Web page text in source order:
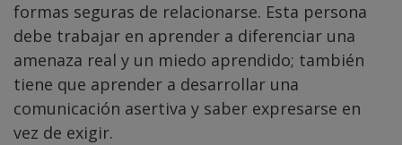
formas seguras de relacionarse. Esta persona
debe trabajar en aprender a diferenciar una
amenaza real y un miedo aprendido; también
tiene que aprender a desarrollar una
comunicación asertiva y saber expresarse en
vez de exigir.